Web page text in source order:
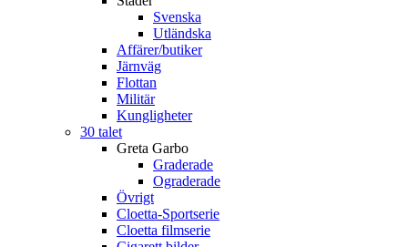
Svenska
Utländska
Affärer/butiker
Järnväg
Flottan
Militär
Kungligheter
30 talet
Greta Garbo
Graderade
Ograderade
Övrigt
Cloetta-Sportserie
Cloetta filmserie